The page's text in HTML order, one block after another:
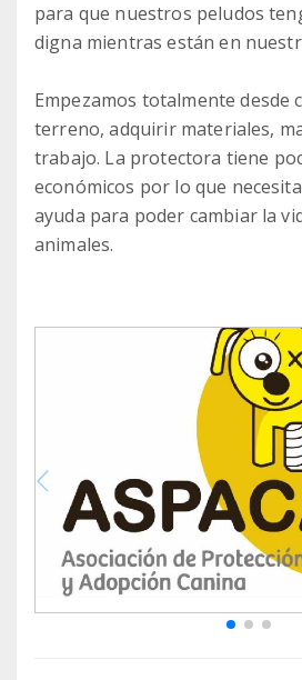
para que nuestros peludos
digna mientras están en
Empezamos totalmente desde
terreno, adquirir materiales,
trabajo. La protectora tiene
económicos por lo que
ayuda para poder cambiar la
animales.